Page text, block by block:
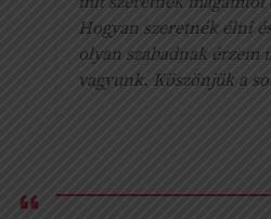
Hogyan szeretnék élni
olyan szabadnak érzem
vagyunk. Köszönjük a